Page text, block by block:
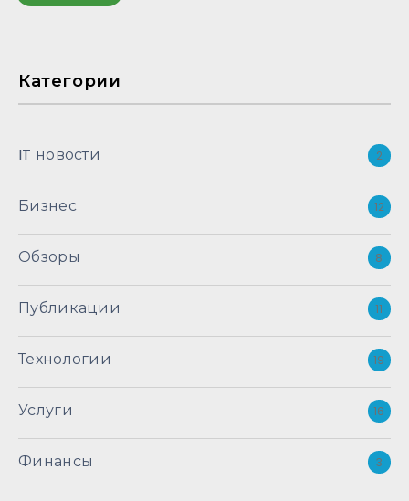
Категории
IT новости 2
Бизнес 12
Обзоры 8
Публикации 11
Технологии 19
Услуги 16
Финансы 3